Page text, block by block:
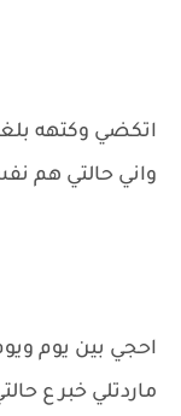
اتكضي وكتهه
واني حالتي هم
احجي بين يوم
ماردتلي خبر ع